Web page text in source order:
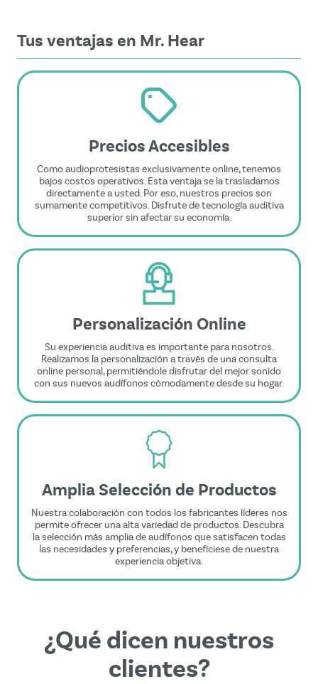
Tus ventajas en Mr. Hear
Precios Accesibles
Como audioprotesistas exclusivamente online, tenemos
bajos costos operativos. Esta ventaja se la trasladamos
directamente a usted. Por eso, nuestros precios son
sumamente competitivos. Disfrute de tecnología auditiva
superior sin afectar su economía.
Personalización Online
Su experiencia auditiva es importante para nosotros.
Realizamos la personalización a través de una consulta
online personal, permitiéndole disfrutar del mejor sonido
con sus nuevos audífonos cómodamente desde su hogar.
Amplia Selección de Productos
Nuestra colaboración con todos los fabricantes líderes nos
permite ofrecer una alta variedad de productos. Descubra
la selección más amplia de audífonos que satisfacen todas
las necesidades y preferencias, y benefíciese de nuestra
experiencia objetiva.
¿Qué dicen nuestros
clientes?